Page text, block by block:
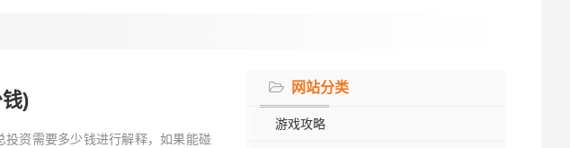
网站分类
游戏攻略
)
资需要多少钱进行解释，如果能碰